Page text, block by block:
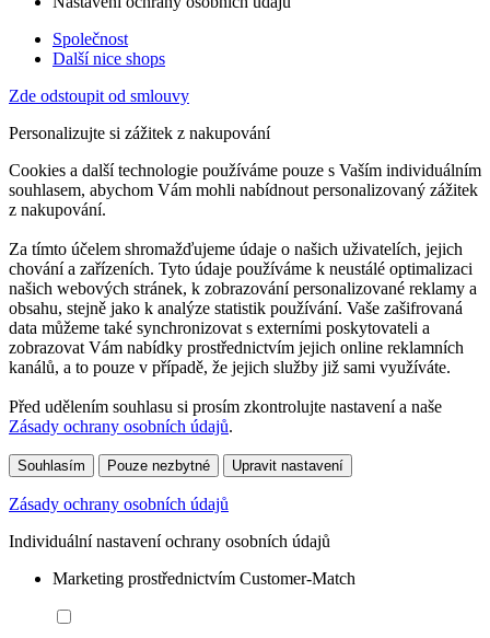
Společnost
Další nice shops
Zde odstoupit od smlouvy
Personalizujte si zážitek z nakupování
Cookies a další technologie používáme pouze s Vaším individuálním
souhlasem, abychom Vám mohli nabídnout personalizovaný zážitek
z nakupování.
Za tímto účelem shromažďujeme údaje o našich uživatelích, jejich
chování a zařízeních. Tyto údaje používáme k neustálé optimalizaci
našich webových stránek, k zobrazování personalizované reklamy a
obsahu, stejně jako k analýze statistik používání. Vaše zašifrovaná
data můžeme také synchronizovat s externími poskytovateli a
zobrazovat Vám nabídky prostřednictvím jejich online reklamních
kanálů, a to pouze v případě, že jejich služby již sami využíváte.
Před udělením souhlasu si prosím zkontrolujte nastavení a naše
Zásady ochrany osobních údajů.
Souhlasím Pouze nezbytné Upravit nastavení
Zásady ochrany osobních údajů
Individuální nastavení ochrany osobních údajů
Marketing prostřednictvím Customer-Match